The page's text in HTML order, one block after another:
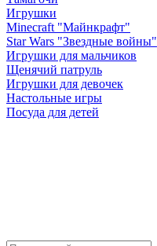
Игрушки
Minecraft "Майнкрафт"
Star Wars "Звездные войны"
Игрушки для мальчиков
Щенячий патруль
Игрушки для девочек
Настольные игры
Посуда для детей